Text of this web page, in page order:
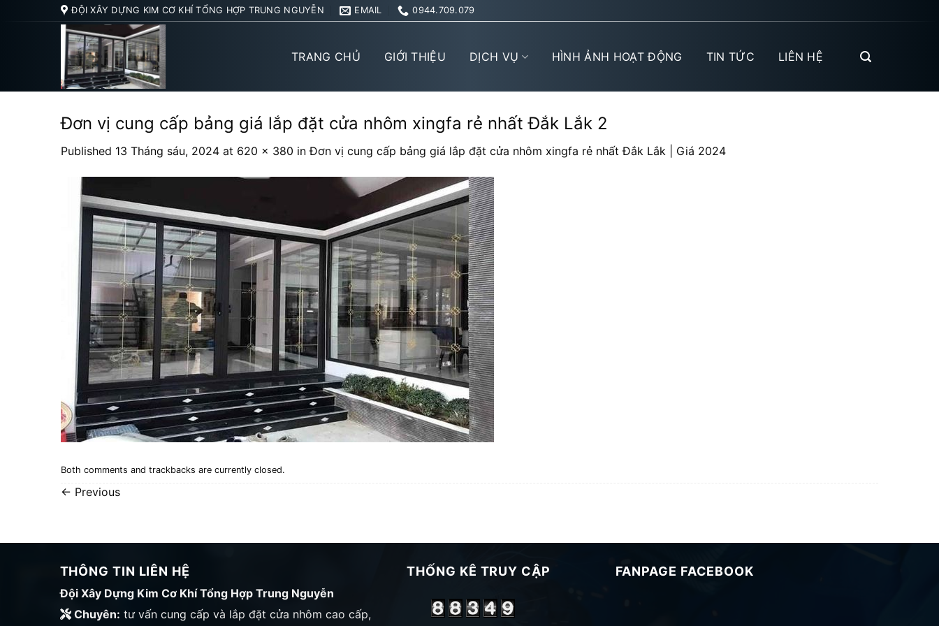
ĐỘI XÂY DỰNG KIM CƠ KHÍ TỔNG HỢP TRUNG NGUYỄN EMAIL 0944.709.079
TRANG CHỦ GIỚI THIỆU DỊCH VỤ HÌNH ẢNH HOẠT ĐỘNG TIN TỨC LIÊN HỆ
Đơn vị cung cấp bảng giá lắp đặt cửa nhôm xingfa rẻ nhất Đắk Lắk 2
Published 13 Tháng sáu, 2024 at 620 × 380 inĐơn vị cung cấp bảng giá lắp đặt cửa nhôm xingfa rẻ nhất Đắk Lắk | Giá 2024
Both comments and trackbacks are currently closed.
← Previous
THÔNG TIN LIÊN HỆ
Đội Xây Dựng Kim Cơ Khí Tổng Hợp Trung Nguyễn
Chuyên: tư vấn cung cấp và lắp đặt cửa nhôm cao cấp,
THỐNG KÊ TRUY CẬP FANPAGE FACEBOOK